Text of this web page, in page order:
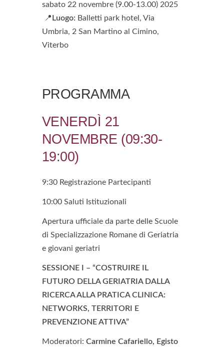
sabato 22 novembre (9.00-13.00) 2025
📍 Luogo: Balletti park hotel, Via
Umbria, 2 San Martino al Cimino,
Viterbo
PROGRAMMA
VENERDÌ 21
NOVEMBRE (09:30-
19:00)
9:30 Registrazione Partecipanti
10:00 Saluti Istituzionali
Apertura ufficiale da parte delle Scuole
di Specializzazione Romane di Geriatria
e giovani geriatri
SESSIONE I – “COSTRUIRE IL
FUTURO DELLA GERIATRIA DALLA
RICERCA ALLA PRATICA CLINICA:
NETWORKS, TERRITORI E
PREVENZIONE ATTIVA”
Moderatori: Carmine Cafariello, Egisto